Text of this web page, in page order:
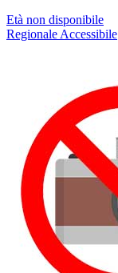
Età non disponibile
Regionale Accessibile